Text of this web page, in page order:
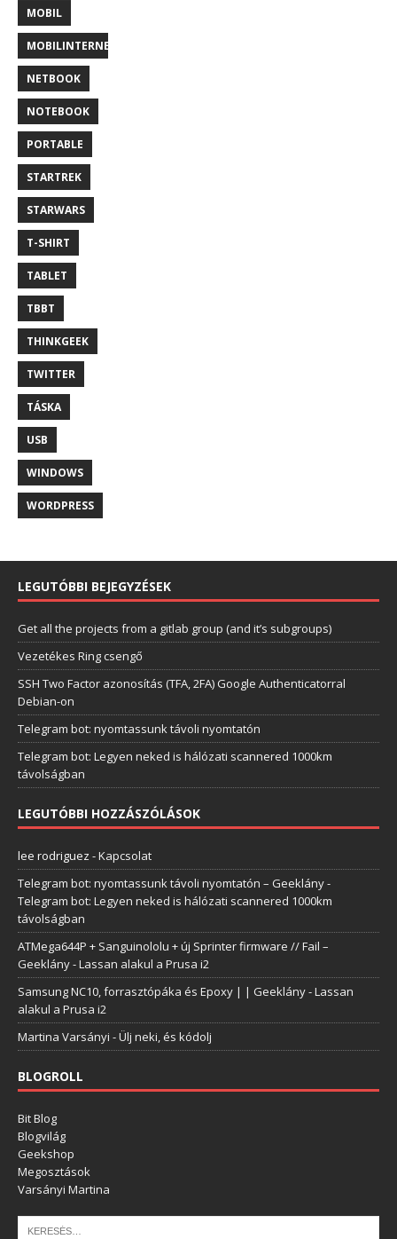
MOBIL
MOBILINTERNET
NETBOOK
NOTEBOOK
PORTABLE
STARTREK
STARWARS
T-SHIRT
TABLET
TBBT
THINKGEEK
TWITTER
TÁSKA
USB
WINDOWS
WORDPRESS
LEGUTÓBBI BEJEGYZÉSEK
Get all the projects from a gitlab group (and it’s subgroups)
Vezetékes Ring csengő
SSH Two Factor azonosítás (TFA, 2FA) Google Authenticatorral
Debian-on
Telegram bot: nyomtassunk távoli nyomtatón
Telegram bot: Legyen neked is hálózati scannered 1000km
távolságban
LEGUTÓBBI HOZZÁSZÓLÁSOK
lee rodriguez -Kapcsolat
Telegram bot: nyomtassunk távoli nyomtatón – Geeklány-
Telegram bot: Legyen neked is hálózati scannered 1000km
távolságban
ATMega644P + Sanguinololu + új Sprinter firmware // Fail –
Geeklány-Lassan alakul a Prusa i2
Samsung NC10, forrasztópáka és Epoxy | | Geeklány-Lassan
alakul a Prusa i2
Martina Varsányi -Ülj neki, és kódolj
BLOGROLL
Bit Blog
Blogvilág
Geekshop
Megosztások
Varsányi Martina